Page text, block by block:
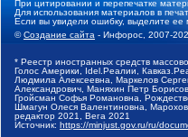
При цитировании и перепечатке
Для использования материалов в
Если вы увидели ошибку, выделите
©Создание сайта - Инфорос, 2007-
* Реестр иностранных средств
Голос Америки, Idel.Реалии,
Людмила Алексеевна, Маркелов
Александрович, Маняхин Петр
Гройсман Софья Романовна,
Шмагун Олеся Валентиновна,
редактор 2021, Вега 2021
Источник: https://minjust.gov.ru/ru/